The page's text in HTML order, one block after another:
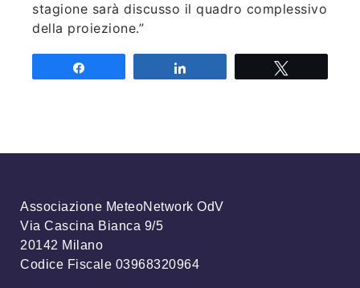
stagione sarà discusso il quadro complessivo
della proiezione.”
Associazione MeteoNetwork OdV
Via Cascina Bianca 9/5
20142 Milano
Codice Fiscale 03968320964